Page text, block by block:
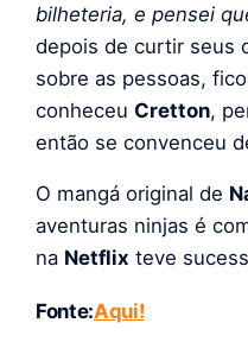
bilheteria, e pensei
depois de curtir seus
sobre as pessoas,
conheceu Cretton,
então se convenceu
O mangá original de
aventuras ninjas é
na Netflix teve
Fonte:Aqui!